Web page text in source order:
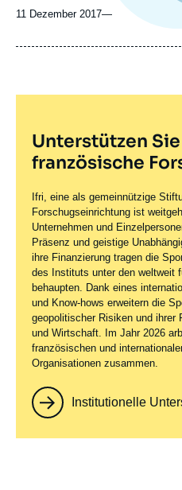
11 Dezember 2017—
Unterstützen
französische
Ifri, eine als gemeinnützige
Forschugseinrichtung ist
Unternehmen und
Präsenz und geistige
ihre Finanzierung tragen die
des Instituts unter den weltweit
behaupten. Dank eines
und Know-hows erweitern die
geopolitischer Risiken und ihrer
und Wirtschaft. Im Jahr 2026
französischen und
Organisationen zusammen.
Institutionelle